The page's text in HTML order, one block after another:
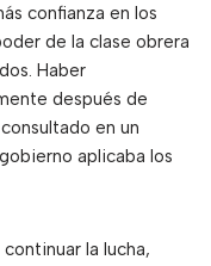
confianza en los
de la clase obrera
Haber
después de
en un
aplicaba los
la lucha,